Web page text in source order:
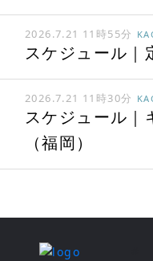
2026.7.21 11時55分
スケジュール｜
2026.7.21 11時30分
スケジュール｜
（福岡）